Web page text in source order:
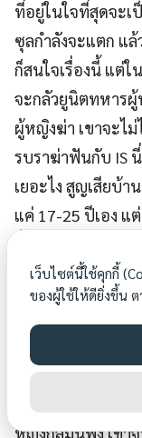
ที่อยู่ในใจที่สุดจะเ
ซุลกำลังจะแตก แล้
ก็สนใจเรื่องนี้ แต่
จะกลัวยูนิตทหารผู้
ผู้หญิงฆ่า เขาจะไ
รบราฆ่าฟันกับ IS นี่
เยอะไง สูญเสียบ้
แค่ 17-25 ปีเอง แ
นี้ ก็ตามไปสัมภา
กับเขา แต่ก็ถือว่า
พอเรากลับมา ผ่า
จากเด็กผู้หญิงคน
เราเคยไปทำเรื่
ที่เกิดคลื่นผู้อพยพ
หญิงกลุ่มนี้ฟัง เขาจ
เว็บไซต์นี้ใช้คุกกี้
ของผู้ใช้ให้ดียิ่งขึ้น ต